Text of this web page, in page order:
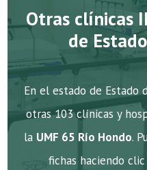
Otras clínicas
de
En el estado de Estado
otras 103 clínicas y
la UMF 65 Río Hondo.
fichas haciendo